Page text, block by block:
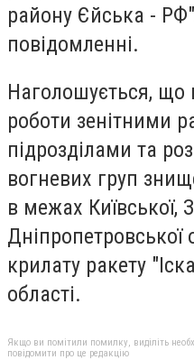
району Єйська -
повідомленні.
Наголошується, що
роботи зенітними
підрозділами та
вогневих груп
в межах Київської,
Дніпропетровської
крилату ракету
області.
Якщо ви помітили помилку, виділіть
повідомити про це редакцію